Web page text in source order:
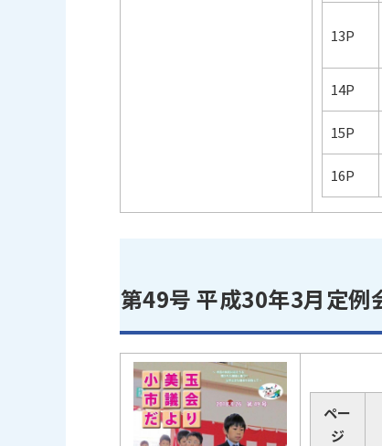
13P
14P
15P
16P
第49号 平成30年3月定
ペー
ジ